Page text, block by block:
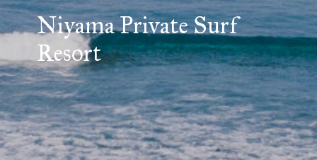
Niyama Private Surf
Resort